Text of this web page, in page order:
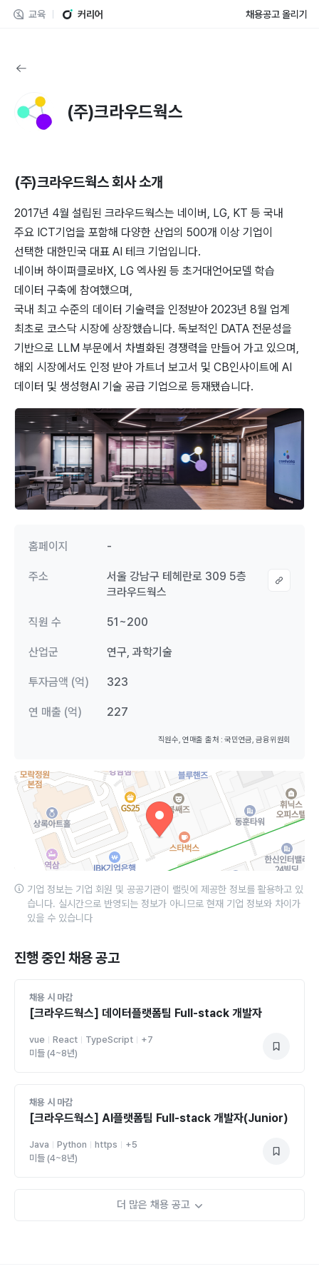
교육 커리어 채용공고 올리기
(주)크라우드웍스
(주)크라우드웍스회사 소개
2017년 4월 설립된 크라우드웍스는 네이버, LG, KT 등 국내
주요 ICT기업을 포함해 다양한 산업의 500개 이상 기업이
선택한 대한민국 대표 AI 테크 기업입니다.
네이버 하이퍼클로바X, LG 엑사원 등 초거대언어모델 학습
데이터 구축에 참여했으며,
국내 최고 수준의 데이터 기술력을 인정받아 2023년 8월 업계
최초로 코스닥 시장에 상장했습니다. 독보적인 DATA 전문성을
기반으로 LLM 부문에서 차별화된 경쟁력을 만들어 가고 있으며,
해외 시장에서도 인정 받아 가트너 보고서 및 CB인사이트에 AI
데이터 및 생성형AI 기술 공급 기업으로 등재됐습니다.
홈페이지 -
주소
서울 강남구 테헤란로 309 5층
크라우드웍스
직원 수 51~200
산업군 연구, 과학기술
투자금액 (억) 323
연 매출 (억) 227
직원수, 연매출 출처 : 국민연금, 금융위원회
기업 정보는 기업 회원 및 공공기관이 랠릿에 제공한 정보를 활용하고 있
습니다. 실시간으로 반영되는 정보가 아니므로 현재 기업 정보와 차이가
있을 수 있습니다
진행 중인 채용 공고
채용 시 마감
[크라우드웍스] 데이터플랫폼팀 Full-stack 개발자
vue React TypeScript +7
미들 (4~8년)
채용 시 마감
[크라우드웍스] AI플랫폼팀 Full-stack 개발자(Junior)
Java Python https +5
미들 (4~8년)
더 많은 채용 공고